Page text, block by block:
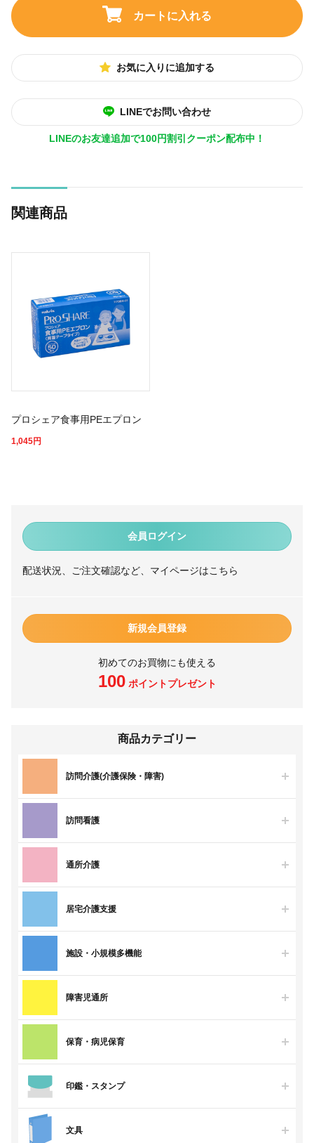
会員ログイン
配送状況、ご注文確認など、マイページはこちら
新規会員登録
初めてのお買物にも使える
100ポイントプレゼント
商品カテゴリー
訪問介護(介護保険・障害)
訪問看護
通所介護
居宅介護支援
施設・小規模多機能
障害児通所
保育・病児保育
印鑑・スタンプ
文具
カートに入れる
お気に入りに追加する
LINEでお問い合わせ
LINEのお友達追加で100円割引クーポン配布中！
関連商品
プロシェア食事用PEエプロン
1,045円